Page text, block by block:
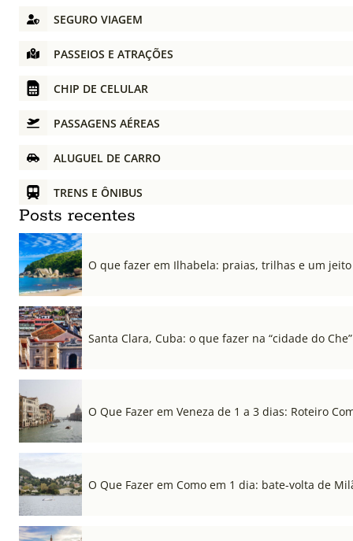
SEGURO VIAGEM
PASSEIOS E ATRAÇÕES
CHIP DE CELULAR
PASSAGENS AÉREAS
ALUGUEL DE CARRO
TRENS E ÔNIBUS
Posts recentes
O que fazer em Ilhabela: praias, trilhas e um
Santa Clara, Cuba: o que fazer na “cidade do Che”
O Que Fazer em Veneza de 1 a 3 dias: Roteiro
O Que Fazer em Como em 1 dia: bate-volta de